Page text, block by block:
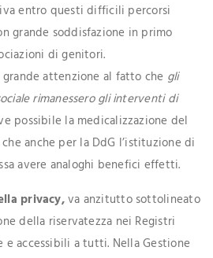
entro questi difficili percorsi
grande soddisfazione in primo
di genitori.
attenzione al fatto che gli
rimanessero gli interventi di
possibile la medicalizzazione del
anche per la DdG l’istituzione di
avere analoghi benefici effetti.
privacy,va anzitutto sottolineato
della riservatezza nei Registri
e accessibili a tutti. Nella Gestione